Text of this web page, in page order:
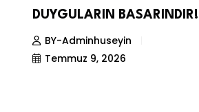
DUYGULARIN BASARINDIR!
BY-Adminhuseyin
Temmuz 9, 2026